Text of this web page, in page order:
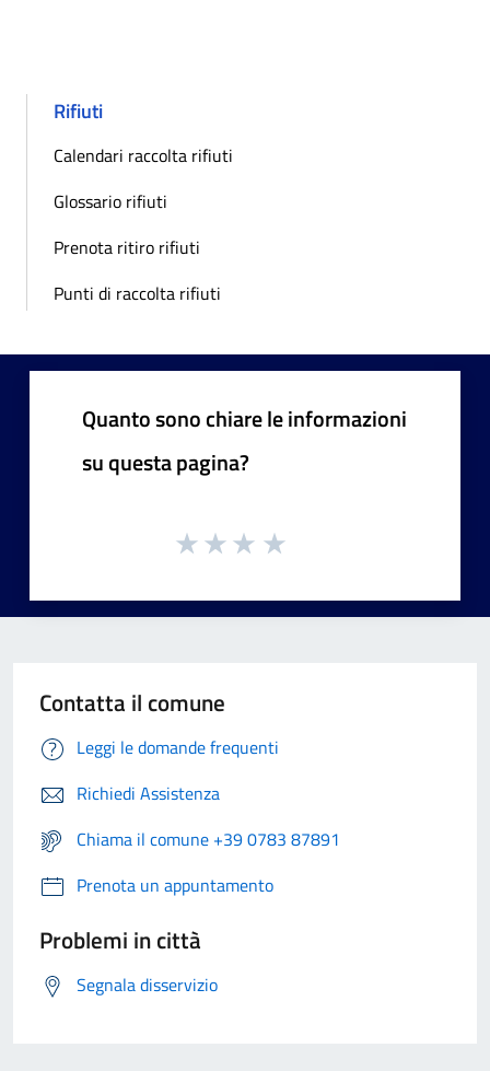
Rifiuti
Calendari raccolta rifiuti
Glossario rifiuti
Prenota ritiro rifiuti
Punti di raccolta rifiuti
Quanto sono chiare le informazioni
su questa pagina?
Contatta il comune
Leggi le domande frequenti
Richiedi Assistenza
Chiama il comune +39 0783 87891
Prenota un appuntamento
Problemi in città
Segnala disservizio